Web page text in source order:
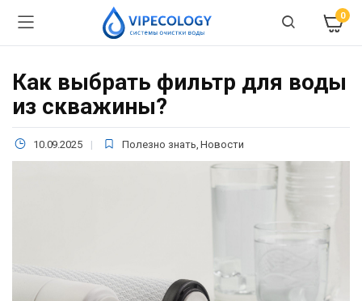
0
Как выбрать фильтр для воды
из скважины?
10.09.2025 Полезно знать, Новости